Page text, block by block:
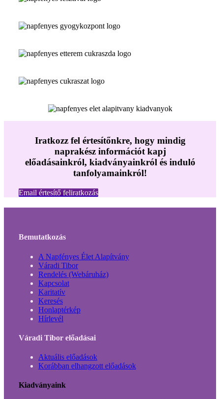
Iratkozz fel értesítőnkre, hogy mindig
naprakész információt kapj
előadásainkról, kiadványainkról és induló
tanfolyamainkról!
Email értesítő feliratkozás
Bemutatkozás
A Napfényes Élet Alapítvány
Váradi Tibor
Rendelés (Webáruház)
Kapcsolat
Karitatív
Keresés
Honlaptérkép
Hírlevél
Váradi Tibor előadásai
Aktuális előadások
Korábban elhangzott előadások
Kiadványaink